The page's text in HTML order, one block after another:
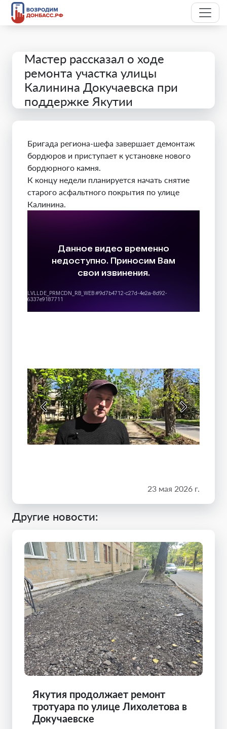
Мастер рассказал о ходе
ремонта участка улицы
Калинина Докучаевска при
поддержке Якутии
Бригада региона-шефа завершает демонтаж
бордюров и приступает к установке нового
бордюрного камня.
К концу недели планируется начать снятие
старого асфальтного покрытия по улице
Калинина.
23 мая 2026 г.
Другие новости:
Якутия продолжает ремонт
тротуара по улице Лихолетова в
Докучаевске